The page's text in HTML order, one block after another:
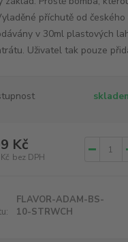
příchutě od
v 30ml plastových
Uživatel tak pouze
Kč
bez DPH
FLAVOR-ADAM-BS-
10-STRWCH